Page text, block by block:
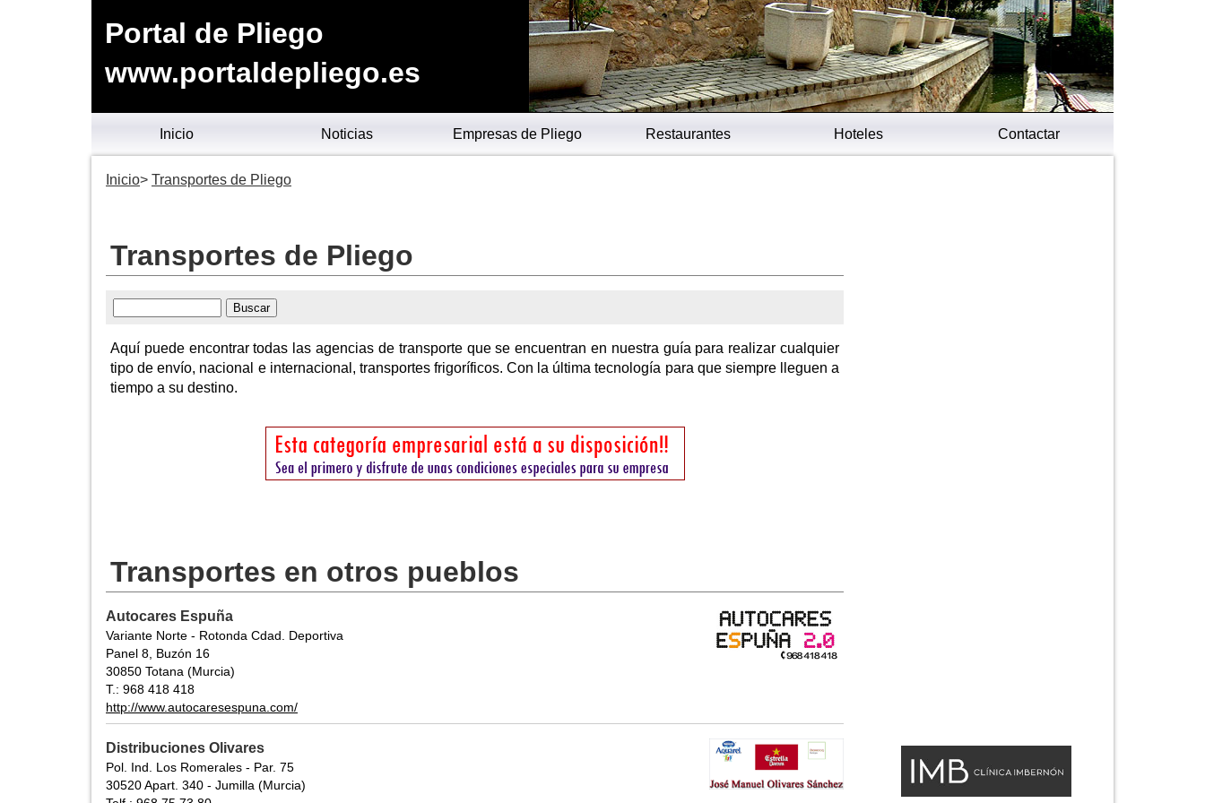
Portal de Pliego
www.portaldepliego.es
Inicio Noticias Empresas de Pliego Restaurantes Hoteles Contactar
Inicio Transportes de Pliego
Transportes de Pliego
Aquí puede encontrar todas las agencias de transporte que se encuentran en nuestra guía para realizar cualquier
tipo de envío, nacional e internacional, transportes frigoríficos. Con la última tecnología para que siempre lleguen a
tiempo a su destino.
Transportes en otros pueblos
Autocares Espuña
Variante Norte - Rotonda Cdad. Deportiva
Panel 8, Buzón 16
30850 Totana (Murcia)
T.: 968 418 418
http://www.autocaresespuna.com/
Distribuciones Olivares
Pol. Ind. Los Romerales - Par. 75
30520 Apart. 340 - Jumilla (Murcia)